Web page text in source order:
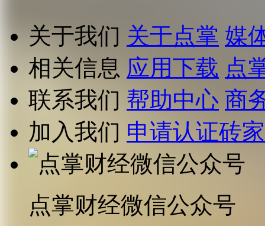
关于我们 关于点掌 媒
相关信息 应用下载 点
联系我们 帮助中心 商
加入我们 申请认证砖家
点掌财经微信公众号